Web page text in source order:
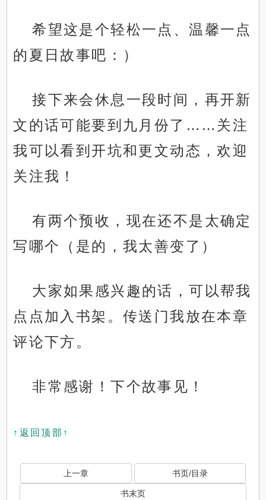
希望这是个轻松一点、温馨一点
的夏日故事吧：）
接下来会休息一段时间，再开新
文的话可能要到九月份了……关注
我可以看到开坑和更文动态，欢迎
关注我！
有两个预收，现在还不是太确定
写哪个（是的，我太善变了）
大家如果感兴趣的话，可以帮我
点点加入书架。传送门我放在本章
评论下方。
非常感谢！下个故事见！
↑返回顶部↑
上一章 书页/目录
书末页